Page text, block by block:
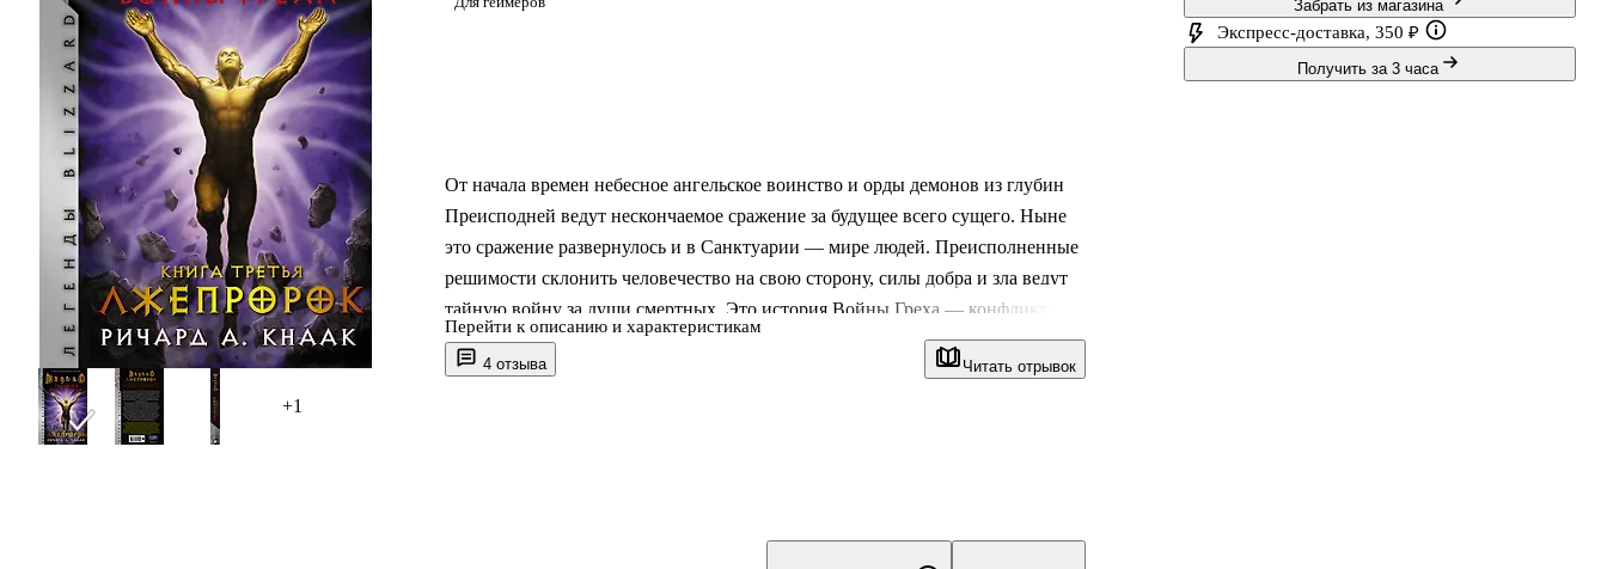
+1
4 отзыва Читать отрывок
От начала времен небесное ангельское воинство и орды демонов из глубин
Преисподней ведут нескончаемое сражение за будущее всего сущего. Ныне
это сражение развернулось и в Санктуарии — мире людей. Преисполненные
решимости склонить человечество на свою сторону, силы добра и зла ведут
тайную войну за души смертных. Это история Войны Греха — конфликта,
который навсегда изменит судьбу рода людского.
Детище владык Преисподней, Церковь Трех пала. Теперь путь к
Перейти к описанию и характеристикам
Забрать из магазина
Экспресс-доставка, 350 ₽
Получить за 3 часа